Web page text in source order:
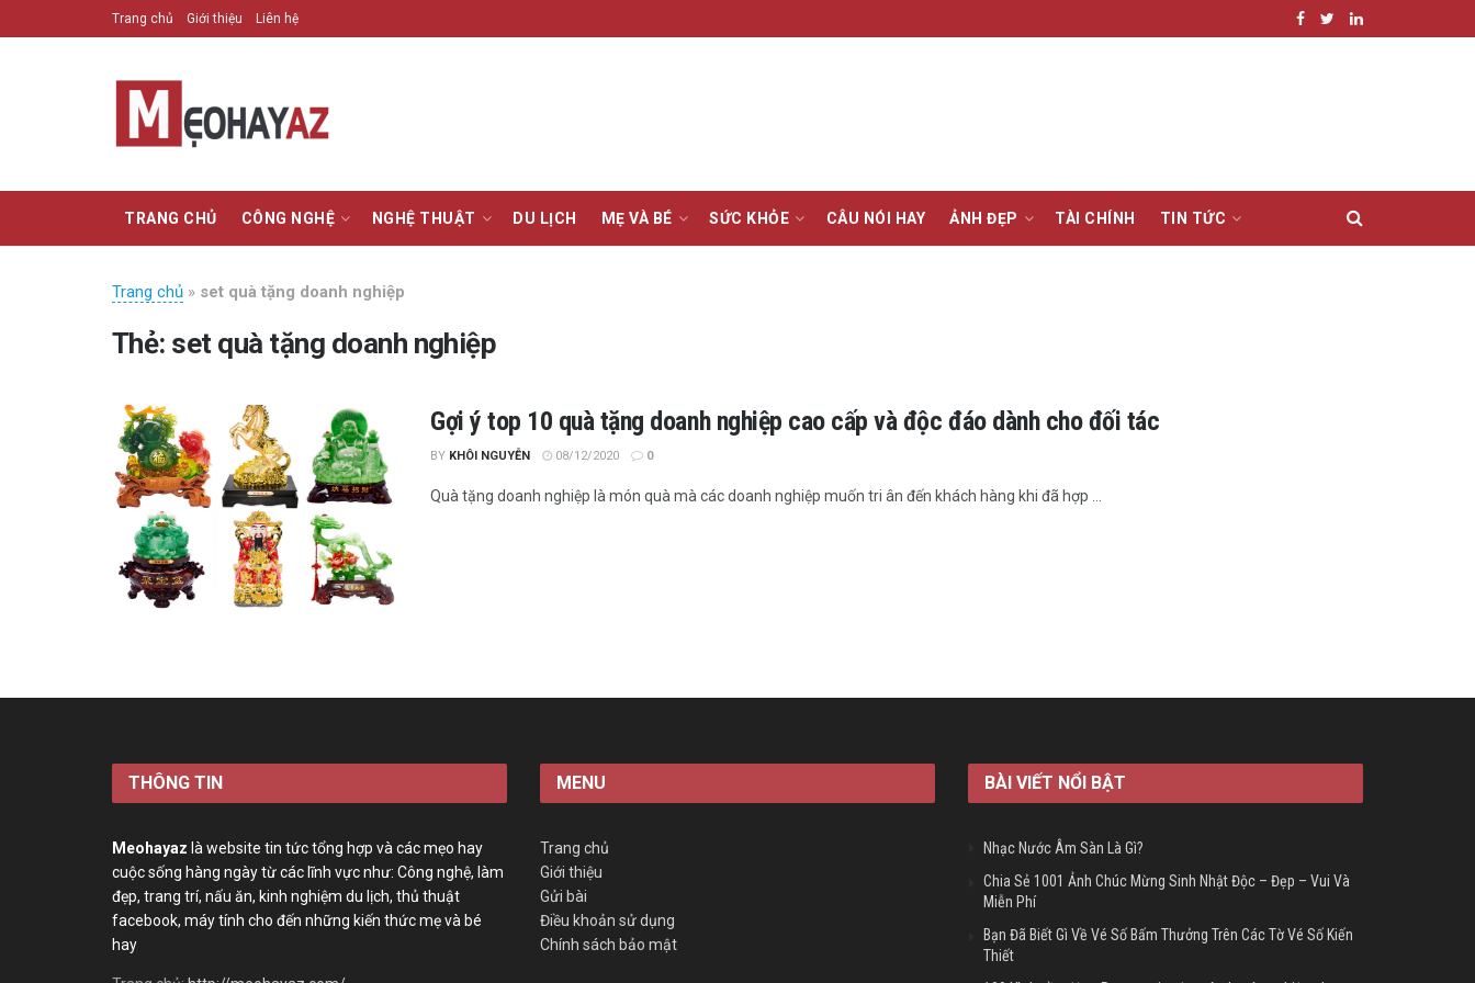
Trang chủ Giới thiệu Liên hệ
TRANG CHỦ CÔNG NGHỆ NGHỆ THUẬT DU LỊCH MẸ VÀ BÉ SỨC KHỎE CÂU NÓI HAY ẢNH ĐẸP TÀI CHÍNH TIN TỨC
Trang chủ » set quà tặng doanh nghiệp
Thẻ: set quà tặng doanh nghiệp
Gợi ý top 10 quà tặng doanh nghiệp cao cấp và độc đáo dành cho đối tác
BY KHÔI NGUYỄN 08/12/2020 0
Quà tặng doanh nghiệp là món quà mà các doanh nghiệp muốn tri ân đến khách hàng khi đã hợp ...
THÔNG TIN
Meohayaz là website tin tức tổng hợp và các mẹo hay
cuộc sống hàng ngày từ các lĩnh vực như: Công nghệ, làm
đẹp, trang trí, nấu ăn, kinh nghiệm du lịch, thủ thuật
facebook, máy tính cho đến những kiến thức mẹ và bé
hay
MENU
Trang chủ
Giới thiệu
Gửi bài
Điều khoản sử dụng
Chính sách bảo mật
BÀI VIẾT NỔI BẬT
Nhạc Nước Âm Sàn Là Gì?
Chia Sẻ 1001 Ảnh Chúc Mừng Sinh Nhật Độc – Đẹp – Vui Và
Miễn Phí
Bạn Đã Biết Gì Về Vé Số Bấm Thưởng Trên Các Tờ Vé Số Kiến
Thiết